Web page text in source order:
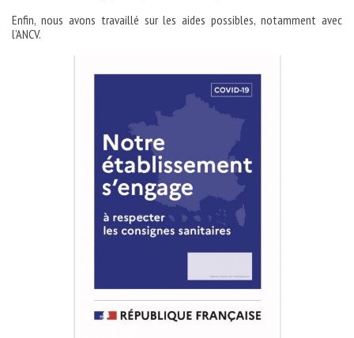
Enfin, nous avons travaillé sur les aides possibles, notamment avec
l’ANCV.